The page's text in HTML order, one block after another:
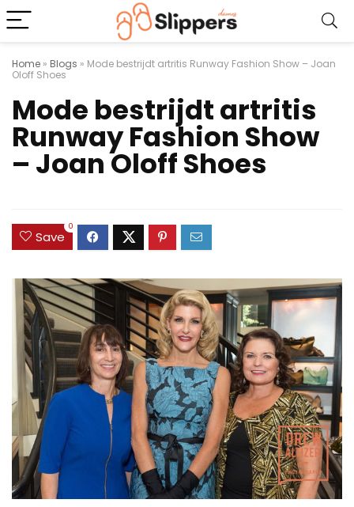
Home » Blogs » Mode bestrijdt artritis Runway Fashion Show – Joan
Oloff Shoes
Mode bestrijdt artritis
Runway Fashion Show
– Joan Oloff Shoes
Save
0